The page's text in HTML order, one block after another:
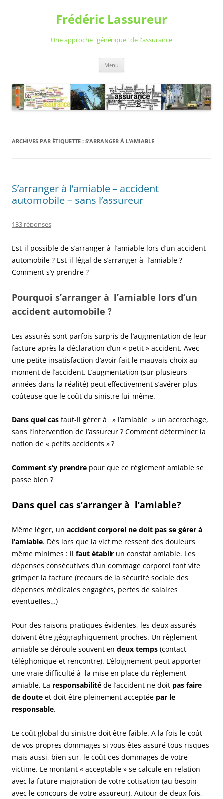
Frédéric Lassureur
Une approche "générique" de l'assurance
Menu
ARCHIVES PAR ÉTIQUETTE : S’ARRANGER À L’AMIABLE
S’arranger à l’amiable – accident
automobile – sans l’assureur
133 réponses
Est-il possible de s’arranger à l’amiable lors d’un accident
automobile ? Est-il légal de s’arranger à l’amiable ?
Comment s’y prendre ?
Pourquoi s’arranger à l’amiable lors d’un
accident automobile ?
Les assurés sont parfois surpris de l’augmentation de leur
facture après la déclaration d’un « petit » accident. Avec
une petite insatisfaction d’avoir fait le mauvais choix au
moment de l’accident. L’augmentation (sur plusieurs
années dans la réalité) peut effectivement s’avérer plus
coûteuse que le coût du sinistre lui-même.
Dans quel cas faut-il gérer à » l’amiable » un accrochage,
sans l’intervention de l’assureur ? Comment déterminer la
notion de « petits accidents » ?
Comment s’y prendre pour que ce règlement amiable se
passe bien ?
Dans quel cas s’arranger à l’amiable?
Même léger, un accident corporel ne doit pas se gérer à
l’amiable. Dés lors que la victime ressent des douleurs
même minimes : il faut établir un constat amiable. Les
dépenses consécutives d’un dommage corporel font vite
grimper la facture (recours de la sécurité sociale des
dépenses médicales engagées, pertes de salaires
éventuelles…)
Pour des raisons pratiques évidentes, les deux assurés
doivent être géographiquement proches. Un règlement
amiable se déroule souvent en deux temps (contact
téléphonique et rencontre). L’éloignement peut apporter
une vraie difficulté à la mise en place du règlement
amiable. La responsabilité de l’accident ne doit pas faire
de doute et doit être pleinement acceptée par le
responsable.
Le coût global du sinistre doit être faible. A la fois le coût
de vos propres dommages si vous êtes assuré tous risques
mais aussi, bien sur, le coût des dommages de votre
victime. Le montant « acceptable » se calcule en relation
avec la future majoration de votre cotisation (au besoin
avec le concours de votre assureur). Autour de deux fois,